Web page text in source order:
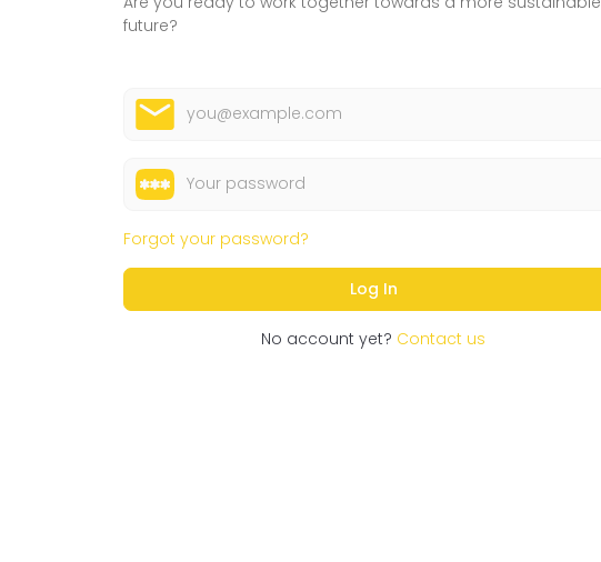
future?
Forgot your password?
No account yet? Contact us